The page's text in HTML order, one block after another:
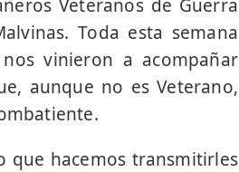
Veteranos de Guerra
Toda esta semana
vinieron a acompañar
aunque no es Veterano,
que hacemos transmitirles